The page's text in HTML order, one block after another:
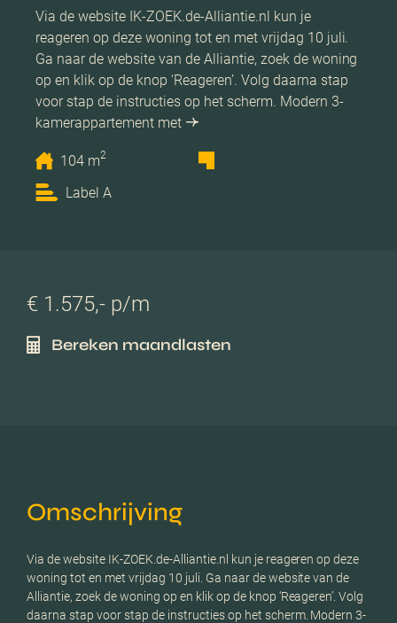
Via de website IK-ZOEK.de-Alliantie.nl kun je
reageren op deze woning tot en met vrijdag 10 juli.
Ga naar de website van de Alliantie, zoek de woning
op en klik op de knop ‘Reageren’. Volg daarna stap
voor stap de instructies op het scherm. Modern 3-
kamerappartement met
104 m2
Label A
€ 1.575,- p/m
Bereken maandlasten
Omschrijving
Via de website IK-ZOEK.de-Alliantie.nl kun je reageren op deze
woning tot en met vrijdag 10 juli. Ga naar de website van de
Alliantie, zoek de woning op en klik op de knop ‘Reageren’. Volg
daarna stap voor stap de instructies op het scherm. Modern 3-